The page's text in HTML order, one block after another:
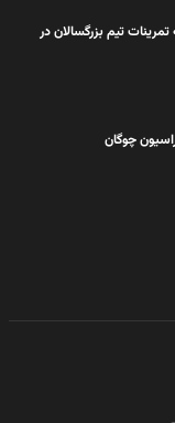
تیم بزرگسالان در
چوگان